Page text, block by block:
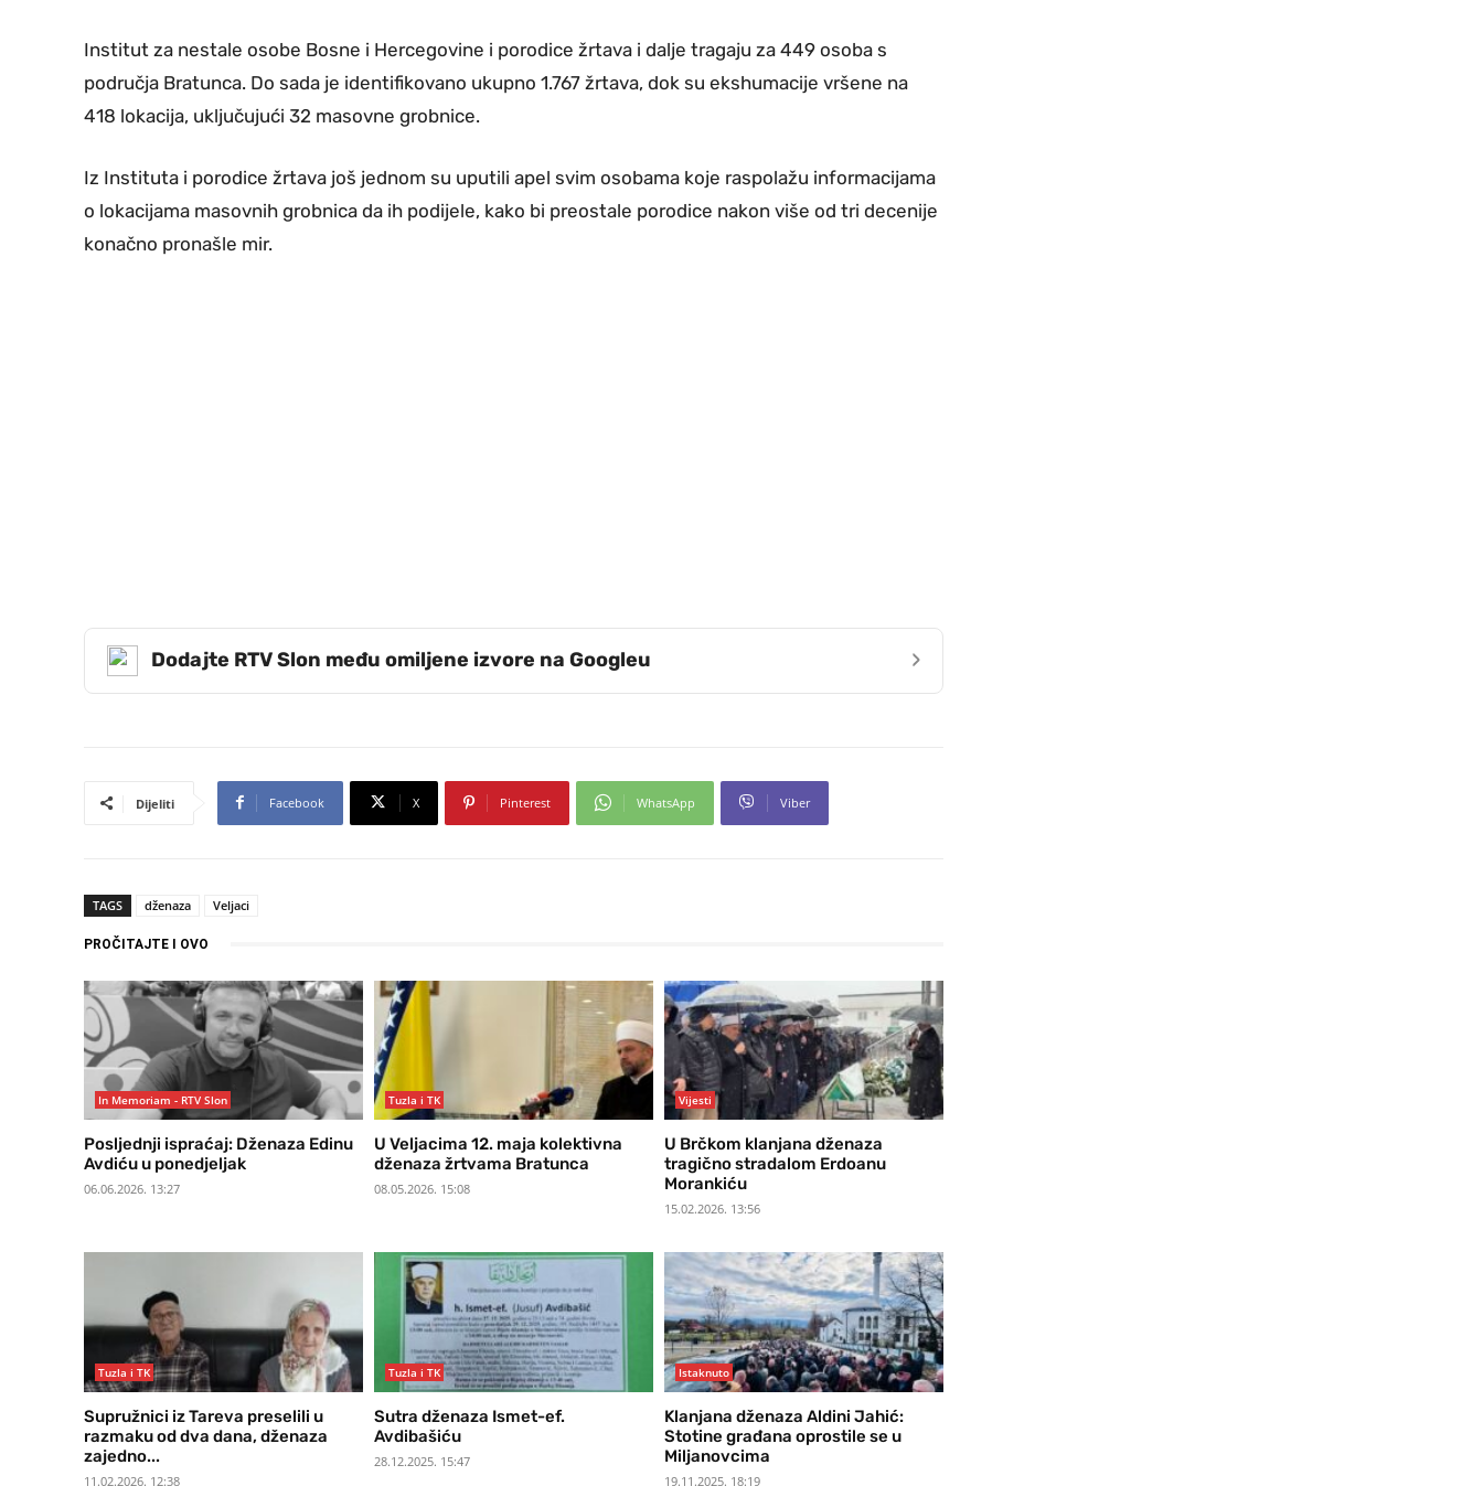
Institut za nestale osobe Bosne i Hercegovine i porodice žrtava i dalje tragaju za 449 osoba s
područja Bratunca. Do sada je identifikovano ukupno 1.767 žrtava, dok su ekshumacije vršene na
418 lokacija, uključujući 32 masovne grobnice.
Iz Instituta i porodice žrtava još jednom su uputili apel svim osobama koje raspolažu informacijama
o lokacijama masovnih grobnica da ih podijele, kako bi preostale porodice nakon više od tri decenije
konačno pronašle mir.
Dodajte RTV Slon među omiljene izvore na Googleu ›
Dijeliti Facebook X Pinterest WhatsApp Viber
TAGS dženaza Veljaci
PROČITAJTE I OVO
In Memoriam - RTV Slon
Posljednji ispraćaj: Dženaza Edinu
Avdiću u ponedjeljak
06.06.2026. 13:27
Tuzla i TK
U Veljacima 12. maja kolektivna
dženaza žrtvama Bratunca
08.05.2026. 15:08
Vijesti
U Brčkom klanjana dženaza
tragično stradalom Erdoanu
Morankiću
15.02.2026. 13:56
Tuzla i TK
Supružnici iz Tareva preselili u
razmaku od dva dana, dženaza
zajedno...
11.02.2026. 12:38
Tuzla i TK
Sutra dženaza Ismet-ef.
Avdibašiću
28.12.2025. 15:47
Istaknuto
Klanjana dženaza Aldini Jahić:
Stotine građana oprostile se u
Miljanovcima
19.11.2025. 18:19